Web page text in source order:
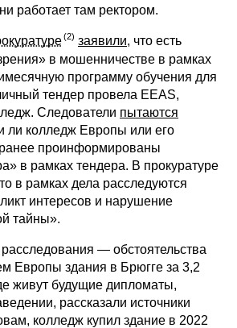
работает там ректором.
заявили, что есть
в мошенничестве в рамках
программу обучения для
тендер провела EEAS,
Следователи пытаются
ли колледж Европы или его
проинформированы
в рамках тендера. В прокуратуре
в рамках дела расследуются
интересов и нарушение
тайны».
— обстоятельства
Европы здания в Брюгге за 3,2
живут будущие дипломаты,
рассказали источники
колледж купил здание в 2022